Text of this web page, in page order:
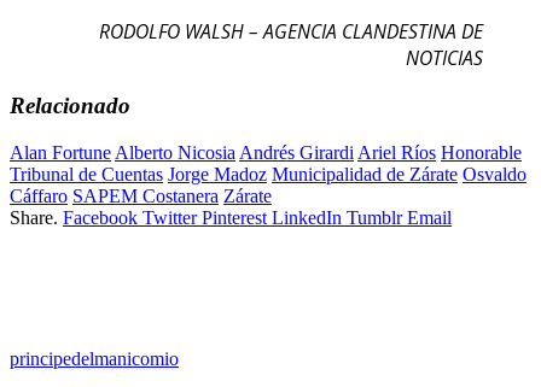
RODOLFO WALSH – AGENCIA CLANDESTINA DE
NOTICIAS
Relacionado
Alan Fortune Alberto Nicosia Andrés Girardi Ariel Ríos Honorable
Tribunal de Cuentas Jorge Madoz Municipalidad de Zárate Osvaldo
Cáffaro SAPEM Costanera Zárate
Share. Facebook Twitter Pinterest LinkedIn Tumblr Email
principedelmanicomio